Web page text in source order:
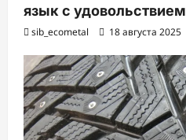
язык с удовольствием
sib_ecometal 18 августа 2025